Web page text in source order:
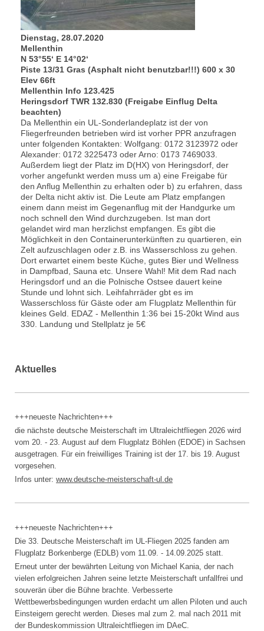
Dienstag, 28.07.2020
Mellenthin
N 53°55‘ E 14°02‘
Piste 13/31 Gras (Asphalt nicht benutzbar!!!) 600 x 30
Elev 66ft
Mellenthin Info 123.425
Heringsdorf TWR 132.830 (Freigabe Einflug Delta
beachten)
Da Mellenthin ein UL-Sonderlandeplatz ist der von
Fliegerfreunden betrieben wird ist vorher PPR anzufragen
unter folgenden Kontakten: Wolfgang: 0172 3123972 oder
Alexander: 0172 3225473 oder Arno: 0173 7469033.
Außerdem liegt der Platz im D(HX) von Heringsdorf, der
vorher angefunkt werden muss um a) eine Freigabe für
den Anflug Mellenthin zu erhalten oder b) zu erfahren, dass
der Delta nicht aktiv ist. Die Leute am Platz empfangen
einem dann meist im Gegenanflug mit der Handgurke um
noch schnell den Wind durchzugeben. Ist man dort
gelandet wird man herzlichst empfangen. Es gibt die
Möglichkeit in den Containerunterkünften zu quartieren, ein
Zelt aufzuschlagen oder z.B. ins Wasserschloss zu gehen.
Dort erwartet einem beste Küche, gutes Bier und Wellness
in Dampfbad, Sauna etc. Unsere Wahl! Mit dem Rad nach
Heringsdorf und an die Polnische Ostsee dauert keine
Stunde und lohnt sich. Leihfahrräder gbt es im
Wasserschloss für Gäste oder am Flugplatz Mellenthin für
kleines Geld. EDAZ - Mellenthin 1:36 bei 15-20kt Wind aus
330. Landung und Stellplatz je 5€
Aktuelles
+++neueste Nachrichten+++
die nächste deutsche Meisterschaft im Ultraleichtfliegen 2026 wird
vom 20. - 23. August auf dem Flugplatz Böhlen (EDOE) in Sachsen
ausgetragen. Für ein freiwilliges Training ist der 17. bis 19. August
vorgesehen.
Infos unter: www.deutsche-meisterschaft-ul.de
+++neueste Nachrichten+++
Die 33. Deutsche Meisterschaft im UL-Fliegen 2025 fanden am
Flugplatz Borkenberge (EDLB) vom 11.09. - 14.09.2025 statt.
Erneut unter der bewährten Leitung von Michael Kania, der nach
vielen erfolgreichen Jahren seine letzte Meisterschaft unfallfrei und
souverän über die Bühne brachte. Verbesserte
Wettbewerbsbedingungen wurden erdacht um allen Piloten und auch
Einsteigern gerecht werden. Dieses mal zum 2. mal nach 2011 mit
der Bundeskommission Ultraleichtfliegen im DAeC.